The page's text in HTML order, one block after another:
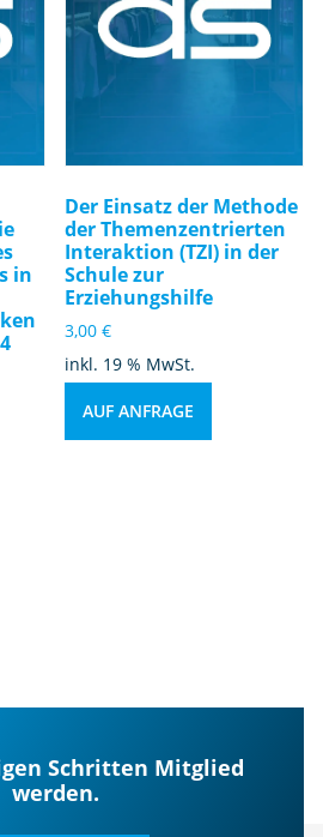
in
Der Einsatz der Methode
der Themenzentrierten
Interaktion (TZI) in der
Schule zur
Erziehungshilfe
3,00€
inkl. 19 % MwSt.
AUF ANFRAGE
Schritten Mitglied
werden.